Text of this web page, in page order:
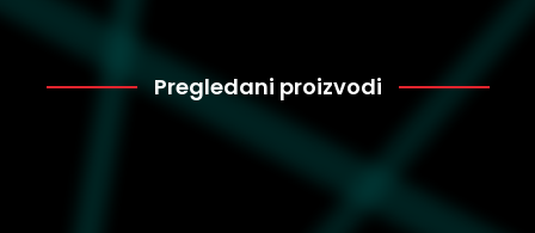
Pregledani proizvodi